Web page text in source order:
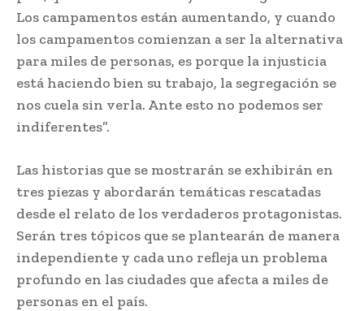
Los campamentos están aumentando, y cuando
los campamentos comienzan a ser la alternativa
para miles de personas, es porque la injusticia
está haciendo bien su trabajo, la segregación se
nos cuela sin verla. Ante esto no podemos ser
indiferentes”.
Las historias que se mostrarán se exhibirán en
tres piezas y abordarán temáticas rescatadas
desde el relato de los verdaderos protagonistas.
Serán tres tópicos que se plantearán de manera
independiente y cada uno refleja un problema
profundo en las ciudades que afecta a miles de
personas en el país.